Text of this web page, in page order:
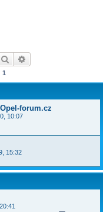
Hledat
1
forum.cz
10:07
15:32